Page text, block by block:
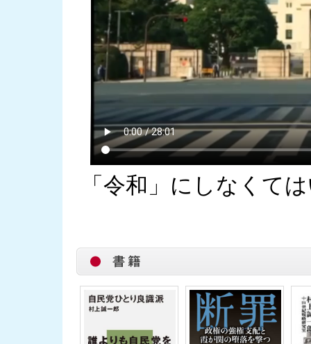
「令和」にしなくて